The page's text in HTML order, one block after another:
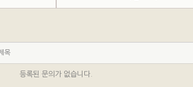
목
등록된 문의가 없습니다.